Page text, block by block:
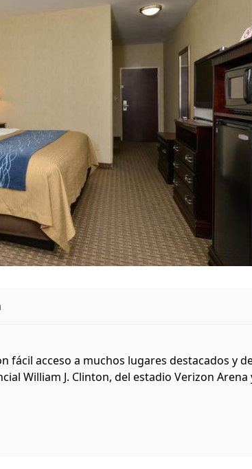
fácil acceso a muchos lugares destacados y
William J. Clinton, del estadio Verizon